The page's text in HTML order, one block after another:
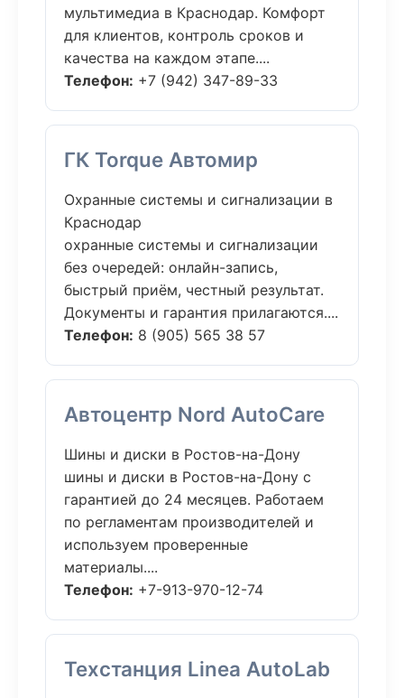
мультимедиа в Краснодар. Комфорт
для клиентов, контроль сроков и
качества на каждом этапе....
Телефон: +7 (942) 347-89-33
ГК Torque Автомир
Охранные системы и сигнализации в
Краснодар
охранные системы и сигнализации
без очередей: онлайн-запись,
быстрый приём, честный результат.
Документы и гарантия прилагаются....
Телефон: 8 (905) 565 38 57
Автоцентр Nord AutoCare
Шины и диски в Ростов-на-Дону
шины и диски в Ростов-на-Дону с
гарантией до 24 месяцев. Работаем
по регламентам производителей и
используем проверенные
материалы....
Телефон: +7-913-970-12-74
Техстанция Linea AutoLab